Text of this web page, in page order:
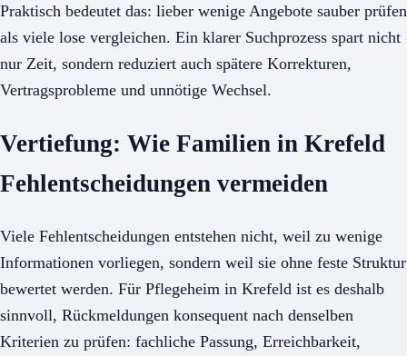
Praktisch bedeutet das: lieber wenige Angebote sauber prüfen
als viele lose vergleichen. Ein klarer Suchprozess spart nicht
nur Zeit, sondern reduziert auch spätere Korrekturen,
Vertragsprobleme und unnötige Wechsel.
Vertiefung: Wie Familien in Krefeld
Fehlentscheidungen vermeiden
Viele Fehlentscheidungen entstehen nicht, weil zu wenige
Informationen vorliegen, sondern weil sie ohne feste Struktur
bewertet werden. Für Pflegeheim in Krefeld ist es deshalb
sinnvoll, Rückmeldungen konsequent nach denselben
Kriterien zu prüfen: fachliche Passung, Erreichbarkeit,